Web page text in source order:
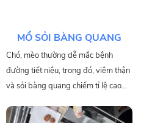
MỔ SỎI BÀNG QUANG
Chó, mèo thường dễ mắc bệnh
đường tiết niệu, trong đó, viêm thận
và sỏi bàng quang chiếm tỉ lệ cao
chứng khác nhau nên chủ nuôi khó